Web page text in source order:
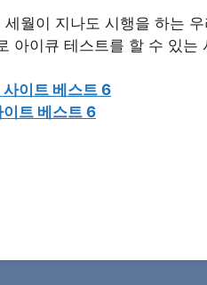
월이 지나도 시행을 하는
아이큐 테스트를 할 수 있는
이트 베스트 6
트 베스트 6